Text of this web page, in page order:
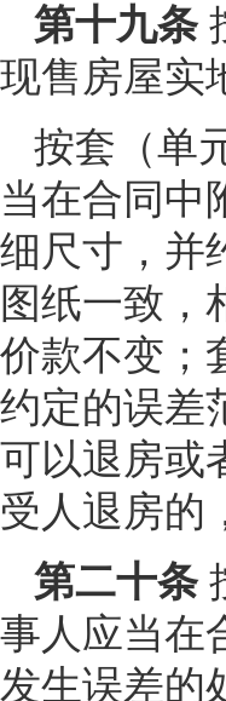
第十九条
现售房屋实
按套（单
当在合同中
细尺寸，并
图纸一致，
价款不变；
约定的误差
可以退房或
受人退房的
第二十条
事人应当在
发生误差的